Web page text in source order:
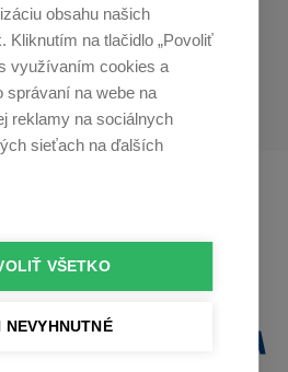
obsahu našich
Kliknutím na tlačidlo „Povoliť
využívaním cookies a
správaní na webe na
reklamy na sociálnych
sieťach na ďalších
VŠETKO
NEVYHNUTNÉ